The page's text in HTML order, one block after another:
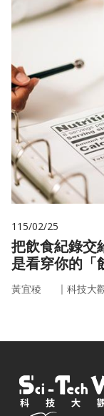
115/02/25
把飲食紀錄交
是看穿你的「
黃宜稜 ｜ 科技大